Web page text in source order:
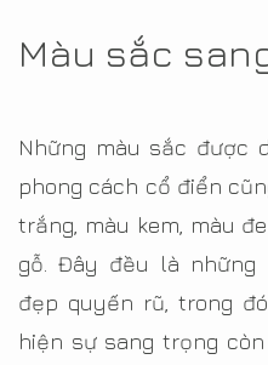
Màu sắc
Những màu sắc được
phong cách cổ điển
trắng, màu kem, màu
gỗ. Đây đều là những
đẹp quyến rũ, trong
hiện sự sang trọng